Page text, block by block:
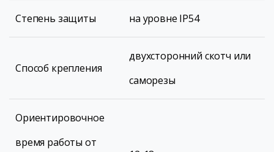
Степень защиты на уровне IP54
Способ крепления
двухсторонний скотч или
саморезы
Ориентировочное
время работы от